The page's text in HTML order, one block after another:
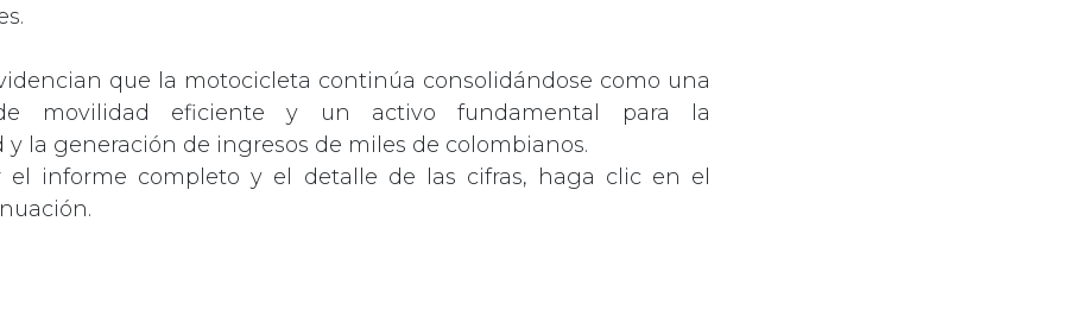
que la motocicleta continúa consolidándose como una
movilidad eficiente y un activo fundamental para la
y la generación de ingresos de miles de colombianos.
el informe completo y el detalle de las cifras, haga clic en el